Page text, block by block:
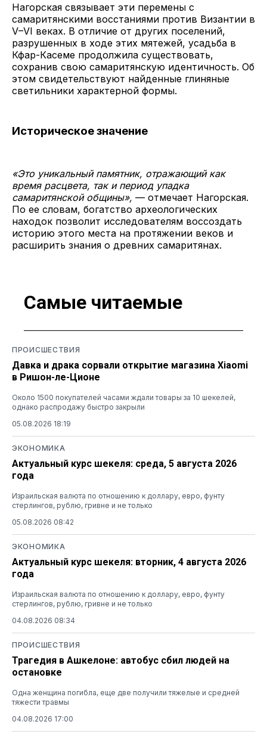
Нагорская связывает эти перемены с
самаритянскими восстаниями против Византии в
V–VI веках. В отличие от других поселений,
разрушенных в ходе этих мятежей, усадьба в
Кфар-Касеме продолжила существовать,
сохранив свою самаритянскую идентичность. Об
этом свидетельствуют найденные глиняные
светильники характерной формы.
Историческое значение
«Это уникальный памятник, отражающий как
время расцвета, так и период упадка
самаритянской общины», — отмечает Нагорская.
По ее словам, богатство археологических
находок позволит исследователям воссоздать
историю этого места на протяжении веков и
расширить знания о древних самаритянах.
Самые читаемые
ПРОИСШЕСТВИЯ
Давка и драка сорвали открытие магазина Xiaomi
в Ришон-ле-Ционе
Около 1500 покупателей часами ждали товары за 10 шекелей,
однако распродажу быстро закрыли
05.08.2026 18:19
ЭКОНОМИКА
Актуальный курс шекеля: среда, 5 августа 2026
года
Израильская валюта по отношению к доллару, евро, фунту
стерлингов, рублю, гривне и не только
05.08.2026 08:42
ЭКОНОМИКА
Актуальный курс шекеля: вторник, 4 августа 2026
года
Израильская валюта по отношению к доллару, евро, фунту
стерлингов, рублю, гривне и не только
04.08.2026 08:34
ПРОИСШЕСТВИЯ
Трагедия в Ашкелоне: автобус сбил людей на
остановке
Одна женщина погибла, еще две получили тяжелые и средней
тяжести травмы
04.08.2026 17:00